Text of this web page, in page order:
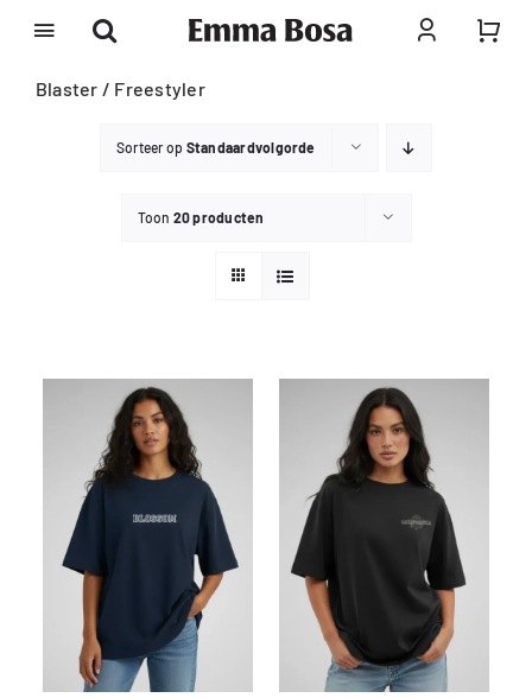
inhoudBlaster / Freestyler
Sorteer op Standaardvolgorde
Toon 20 producten